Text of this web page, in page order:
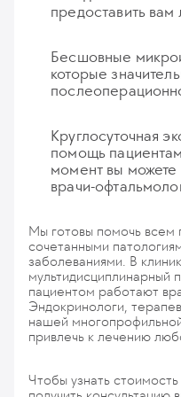
предоставить
Бесшовные
которые
Круглосуточная
помощь
момент вы можете
врачи-
Мы готовы помочь всем
сочетанными
заболеваниями. В
мультидисциплинарный
пациентом работают
Эндокринологи,
нашей
привлечь к лечению
Чтобы узнать